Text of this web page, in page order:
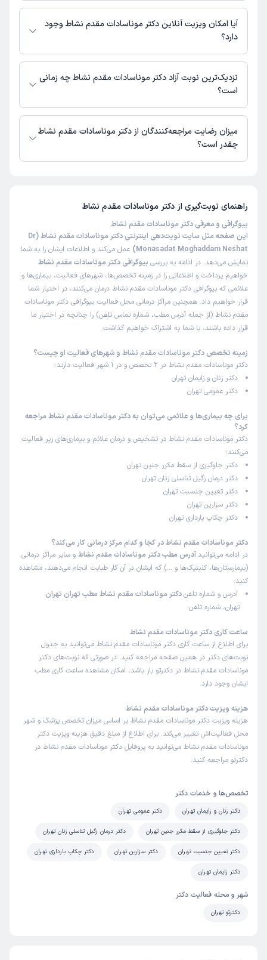
اطلاعاتی درباره محل فعالیت دکتر موناسادات مقدم نشاط در مراکز درمانی در
دسترس نیست.
آیا امکان ویزیت آنلاین دکتر موناسادات مقدم نشاط وجود
دارد؟
در حال حاضر اطلاعاتی درباره ارائه ویزیت آنلاین توسط دکتر موناسادات مقدم
نشاط در دسترس نیست. برای دریافت اطلاعات دقیق‌تر، لطفاً با مطب تماس
بگیرید.
نزدیک‌ترین نوبت آزاد دکتر موناسادات مقدم نشاط چه زمانی
است؟
زمان نوبت‌دهی و پذیرش بیماران با هماهنگی مطب مشخص می‌شود.
میزان رضایت مراجعه‌کنندگان از دکتر موناسادات مقدم نشاط
چقدر است؟
راهنمای نوبت‌گیری از دکتر موناسادات مقدم نشاط
بیوگرافی و معرفی دکتر موناسادات مقدم نشاط
این صفحه مثل سایت نوبت‌دهی اینترنتی دکتر موناسادات مقدم نشاط (Dr
Monasadat Moghaddam Neshat)
عمل می‌کند و اطلاعات ایشان را به شما
نمایش می‌دهد. در ادامه به بررسی بیوگرافی دکتر موناسادات مقدم نشاط
خواهیم پرداخت و اطلاعاتی را در زمینه تخصص‌ها، شهرهای فعالیت، بیماری‌ها و
علائمی که بیوگرافی دکتر موناسادات مقدم نشاط درمان می‌کنند، در اختیار شما
قرار خواهیم داد. همچنین مراکز درمانی محل فعالیت بیوگرافی دکتر موناسادات
مقدم نشاط (از جمله آدرس مطب، شماره تماس تلفن) را چنانچه در اختیار ما
قرار داده باشند، با شما به اشتراک خواهیم گذاشت.
زمینه تخصص دکتر موناسادات مقدم نشاط و شهرهای فعالیت او چیست؟
دکتر موناسادات مقدم نشاط در 2 تخصص و در 1 شهر فعالیت دارند:
دکتر زنان و زایمان تهران
دکتر عمومی تهران
برای چه بیماری‌ها و علائمی می‌توان به دکتر موناسادات مقدم نشاط مراجعه
کرد؟
دکتر موناسادات مقدم نشاط در تشخیص و درمان علائم و بیماری‌های زیر فعالیت
می‌کنند:
دکتر جلوگیری از سقط مکرر جنین تهران
دکتر درمان زگیل تناسلی زنان تهران
دکتر تعیین جنسیت تهران
دکتر سزارین تهران
دکتر چکاپ بارداری تهران
دکتر موناسادات مقدم نشاط در کجا و کدام مرکز درمانی کار می‌کند؟
در ادامه می‌توانید آدرس مطب دکتر موناسادات مقدم نشاط و سایر مراکز درمانی
(بیمارستان‌ها، کلینیک‌ها و …) که ایشان در آن کار طبابت انجام می‌دهند، مشاهده
کنید:
آدرس و شماره تلفندکتر موناسادات مقدم نشاط مطب تهران تهران
تهران، شماره تلفن:
ساعت کاری دکتر موناسادات مقدم نشاط
برای اطلاع از ساعت کاری دکتر موناسادات مقدم نشاط می‌توانید به جدول
نوبت‌های دکتر در همین صفحه مراجعه کنید. در صورتی که نوبت‌های دکتر
موناسادات مقدم نشاط در دکترتو باز باشد، امکان مشاهده ساعت کاری مطب
ایشان وجود دارد.
هزینه ویزیت دکتر موناسادات مقدم نشاط
هزینه ویزیت دکتر موناسادات مقدم نشاط بر اساس میزان تخصص پزشک و شهر
محل فعالیت‌اش تغییر می‌کند. برای اطلاع از مبلغ دقیق هزینه ویزیت دکتر
موناسادات مقدم نشاط می‌توانید به پروفایل دکتر موناسادات مقدم نشاط در
دکترتو مراجعه کنید.
تخصص‌ها و خدمات دکتر
دکتر زنان و زایمان تهران دکتر عمومی تهران
دکتر جلوگیری از سقط مکرر جنین تهران دکتر درمان زگیل تناسلی زنان تهران
دکتر تعیین جنسیت تهران دکتر سزارین تهران دکتر چکاپ بارداری تهران
دکتر زایمان تهران
شهر و محله فعالیت دکتر
دکترتو تهران